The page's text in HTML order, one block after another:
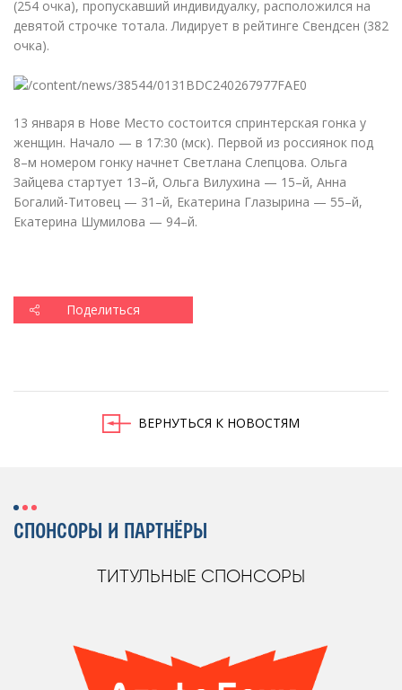
(254 очка), пропускавший индивидуалку, расположился на
девятой строчке тотала. Лидирует в рейтинге Свендсен (382
очка).
13 января в Нове Место состоится спринтерская гонка у
женщин. Начало — в 17:30 (мск). Первой из россиянок под
8–м номером гонку начнет Светлана Слепцова. Ольга
Зайцева стартует 13–й, Ольга Вилухина — 15–й, Анна
Богалий-Титовец — 31–й, Екатерина Глазырина — 55–й,
Екатерина Шумилова — 94–й.
Поделиться
ВЕРНУТЬСЯ К НОВОСТЯМ
СПОНСОРЫ И ПАРТНЁРЫ
ТИТУЛЬНЫЕ СПОНСОРЫ